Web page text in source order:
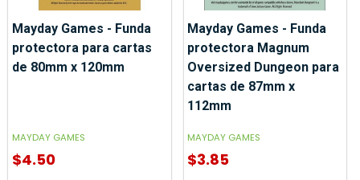
Mayday Games - Funda
protectora para cartas
de 80mm x 120mm
MAYDAY GAMES
$4.50
Mayday Games - Funda
protectora Magnum
Oversized Dungeon para
cartas de 87mm x
112mm
MAYDAY GAMES
$3.85